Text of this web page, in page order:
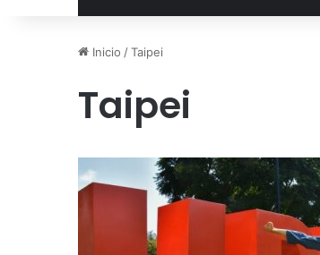
Inicio /Taipei
Taipei